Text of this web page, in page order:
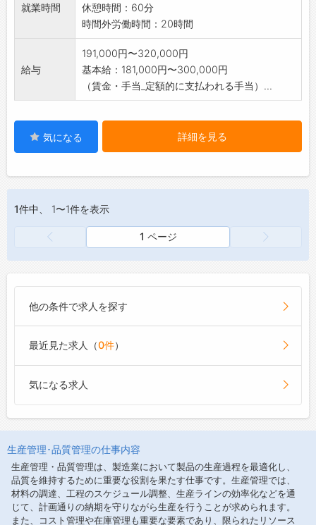
就業時間
休憩時間：60分
時間外労働時間：20時間
給与
191,000円〜320,000円
基本給：181,000円〜300,000円
（賃金・手当_定額的に支払われる手当）...
気になる 詳細を見る
1件中、 1〜1件を表示
1 ページ
他の条件で求人を探す
最近見た求人（0件）
気になる求人
生産管理･品質管理の仕事内容
生産管理・品質管理は、製造業において製品の生産過程を最適化し、
品質を維持するために重要な役割を果たす仕事です。生産管理では、
材料の調達、工程のスケジュール調整、生産ラインの効率化などを通
じて、計画通りの納期を守りながら生産を行うことが求められます。
また、コスト管理や在庫管理も重要な要素であり、限られたリソース